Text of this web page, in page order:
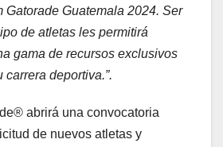
Gatorade Guatemala 2024. Ser
de atletas les permitirá
gama de recursos exclusivos
deportiva.”.
abrirá una convocatoria
de nuevos atletas y